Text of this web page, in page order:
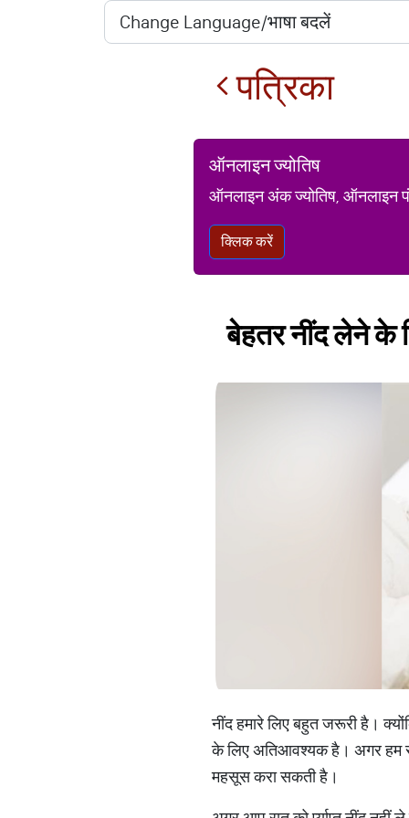
पत्रिका
ऑनलाइन ज्योतिष
ऑनलाइन अंक ज्योतिष, ऑनलाइन
क्लिक करें
बेहतर नींद लेने के
नींद हमारे लिए बहुत जरूरी है।
के लिए अतिआवश्यक है। अगर हम
महसूस करा सकती है।